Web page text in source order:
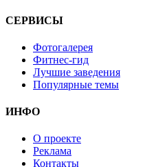
СЕРВИСЫ
Фотогалерея
Фитнес-гид
Лучшие заведения
Популярные темы
ИНФО
О проекте
Реклама
Контакты